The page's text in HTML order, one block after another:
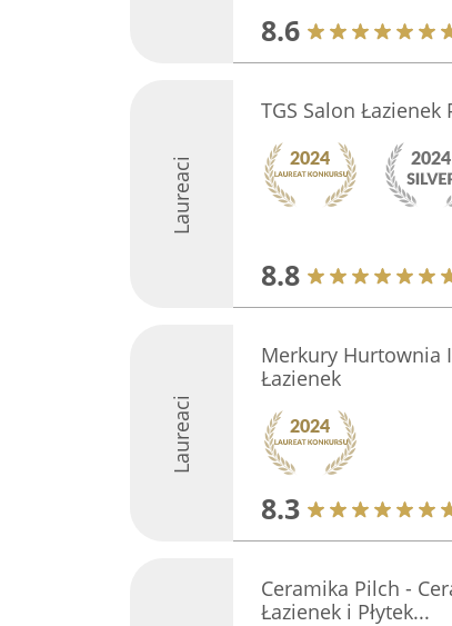
8.6
Laureaci
TGS Salon Łazienek
8.8
Laureaci
Merkury Hurtownia
Łazienek
8.3
Ceramika Pilch -
Łazienek i Płytek...